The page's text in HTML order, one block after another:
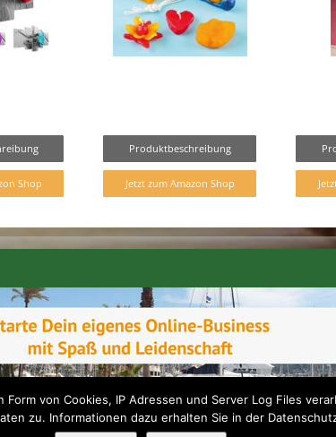
Shop
Produktbeschreibung
Jetzt zum Amazon Shop
von Cookies, IP Adressen und Server Log Files
zu. Informationen dazu erhalten Sie in der